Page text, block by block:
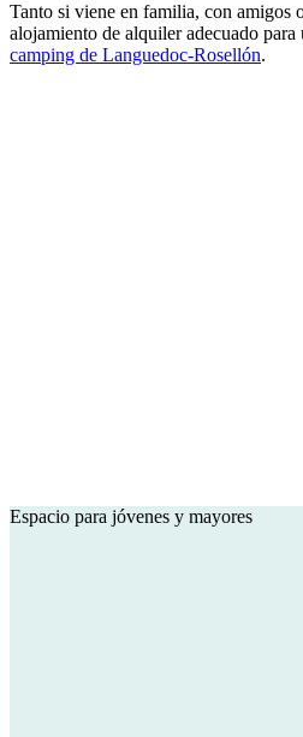
Tanto si viene en familia, con amigos
alojamiento de alquiler adecuado para
camping de Languedoc-Rosellón.
Espacio para jóvenes y mayores